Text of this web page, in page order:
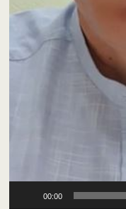
00:00